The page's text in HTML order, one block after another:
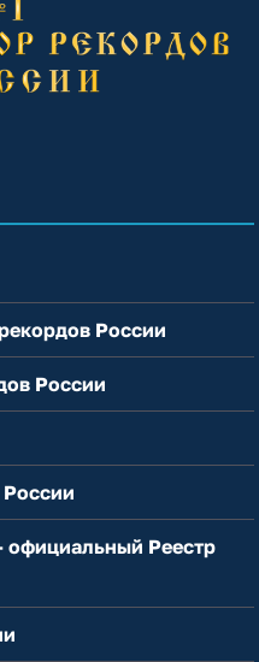
России
России
официальный Реестр